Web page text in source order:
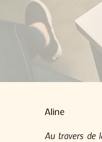
Aline
Au travers de